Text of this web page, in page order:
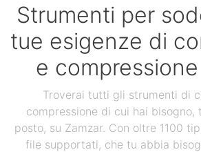
Strumenti per
tue esigenze di
e
Troverai tutti gli strumenti di
compressione di cui hai bisogno,
posto, su Zamzar. Con oltre 1100
file supportati, che tu abbia